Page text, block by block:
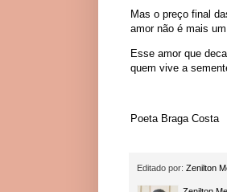
Mas o preço final
amor não é mais
Esse amor que
quem vive a
Poeta Braga Costa
Editado por: Zenilton